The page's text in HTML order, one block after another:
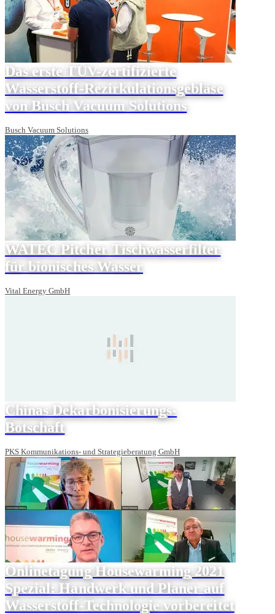
Das erste TÜV-zertifizierte
Wasserstoff-Rezirkulationsgebläse
von Busch Vacuum Solutions
Busch Vacuum Solutions
WATEC Pitcher Tischwasserfilter
für bionisches Wasser
Vital Energy GmbH
Chinas Dekarbonisierungs-
Botschaft
PKS Kommunikations- und Strategieberatung GmbH
Onlinetagung Housewarming 2021
Spezial: Handwerk und Planer auf
Wasserstoff-Technologie vorbereitet